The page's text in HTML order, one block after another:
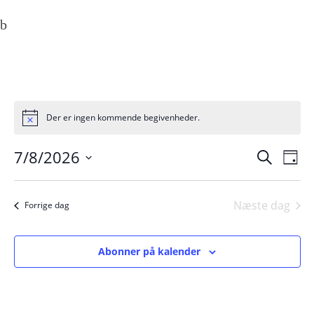
Der er ingen kommende begivenheder.
and
Søg
Dag
7/8/2026
Vælg
Forrige dag Næste dag
Abonner på kalender